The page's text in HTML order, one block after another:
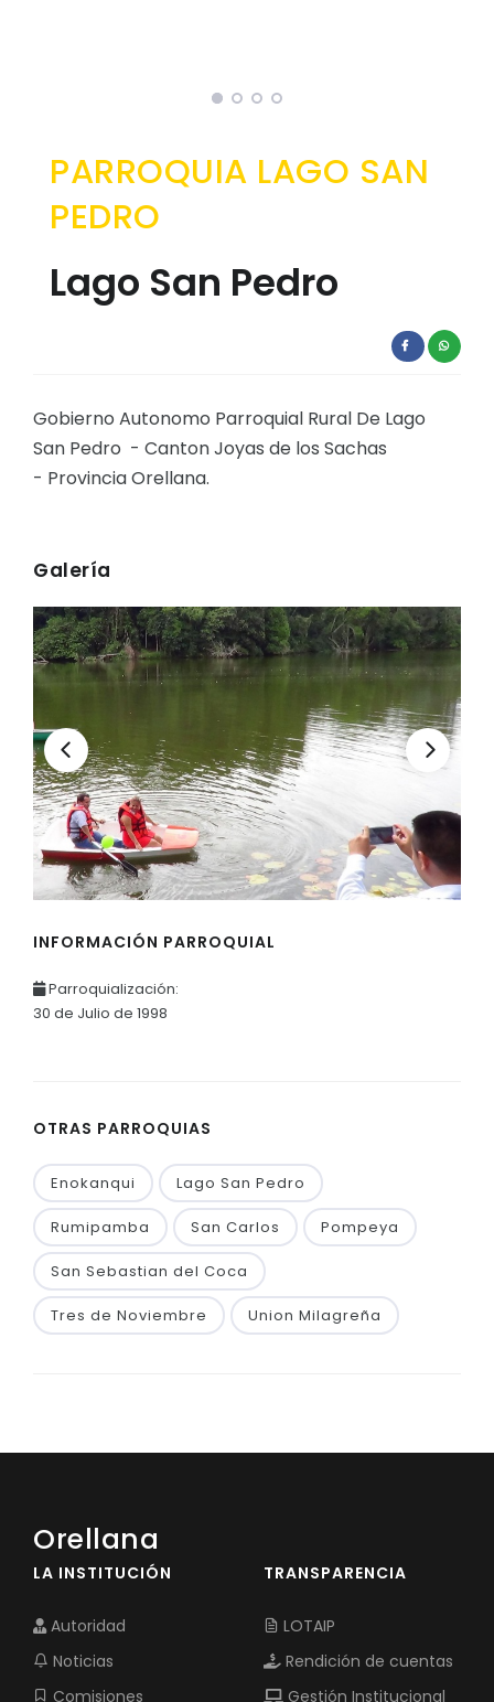
PARROQUIA LAGO SAN
PEDRO
Lago San Pedro
Gobierno Autonomo Parroquial Rural De Lago
San Pedro - Canton Joyas de los Sachas
- Provincia Orellana.
Galería
INFORMACIÓN PARROQUIAL
Parroquialización:
30 de Julio de 1998
OTRAS PARROQUIAS
Enokanqui Lago San Pedro
Rumipamba San Carlos Pompeya
San Sebastian del Coca
Tres de Noviembre Union Milagreña
Orellana
LA INSTITUCIÓN
Autoridad
Noticias
Comisiones
TRANSPARENCIA
LOTAIP
Rendición de cuentas
Gestión Institucional